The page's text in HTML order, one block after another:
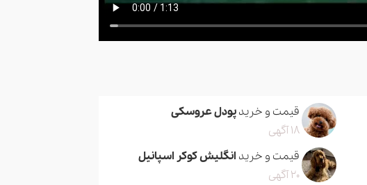
قیمت و خریدپودل عروسکی
18 آگهی
قیمت و خرید انگلیش کوکر اسپانیل
20 آگهی